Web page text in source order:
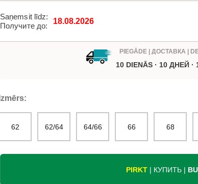
Saņemsit līdz:
Получите до:
18.08.2026
PIEGĀDE | ДОСТАВКА |
10 DIENĀS · 10 ДНЕЙ ·
Izmērs:
62 62/64 64/66 66 68
PIRKT | КУПИТЬ |